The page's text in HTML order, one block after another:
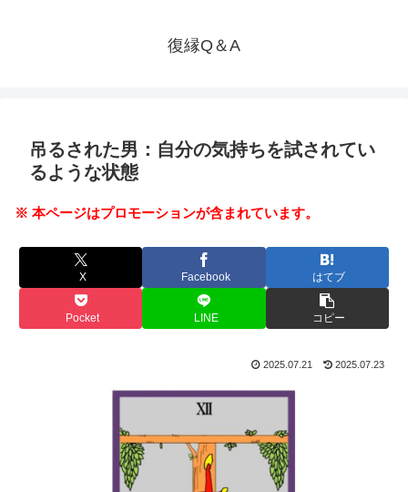
復縁Q＆A
吊るされた男：自分の気持ちを試されてい
るような状態
※ 本ページはプロモーションが含まれています。
X Facebook はてブ
Pocket LINE コピー
2025.07.21 2025.07.23